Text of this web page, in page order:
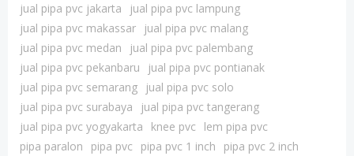
jual pipa pvc jakarta
jual pipa pvc lampung
jual pipa pvc makassar
jual pipa pvc malang
jual pipa pvc medan
jual pipa pvc palembang
jual pipa pvc pekanbaru
jual pipa pvc pontianak
jual pipa pvc semarang
jual pipa pvc solo
jual pipa pvc surabaya
jual pipa pvc tangerang
jual pipa pvc yogyakarta
knee pvc
lem pipa pvc
pipa paralon
pipa pvc pipa pvc 1 inch
pipa pvc 2 inch